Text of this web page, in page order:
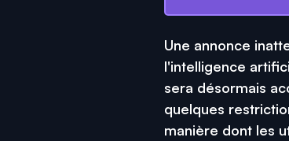
Une annonce
l'intelligence
sera désormais
quelques
manière dont les